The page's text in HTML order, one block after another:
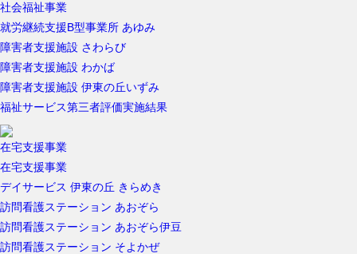
社会福祉事業
就労継続支援B型事業所 あゆみ
障害者支援施設 さわらび
障害者支援施設 わかば
障害者支援施設 伊東の丘いずみ
福祉サービス第三者評価実施結果
在宅支援事業
在宅支援事業
デイサービス 伊東の丘 きらめき
訪問看護ステーション あおぞら
訪問看護ステーション あおぞら伊豆
訪問看護ステーション そよかぜ